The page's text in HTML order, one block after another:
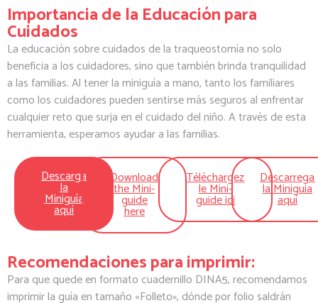
Importancia de la Educación para
Cuidados
La educación sobre cuidados de la traqueostomía no solo
beneficia a los cuidadores, sino que también brinda tranquilidad
a las familias. Al tener la miniguía a mano, tanto los familiares
como los cuidadores pueden sentirse más seguros al enfrentar
cualquier reto que surja en el cuidado del niño. A través de esta
herramienta, esperamos ayudar a las familias.
Descarga
la
Miniguía
aquí
Download
the Mini-
guide
here
Téléchargez
le Mini-
guide ici
Descarrega
la Miniguia
aquí
Recomendaciones para imprimir:
Para que quede en formato cuadernillo DINA5, recomendamos
imprimir la guía en tamaño «Folleto», dónde por folio saldrán